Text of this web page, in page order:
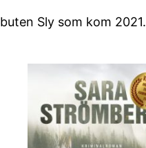
Sly som kom